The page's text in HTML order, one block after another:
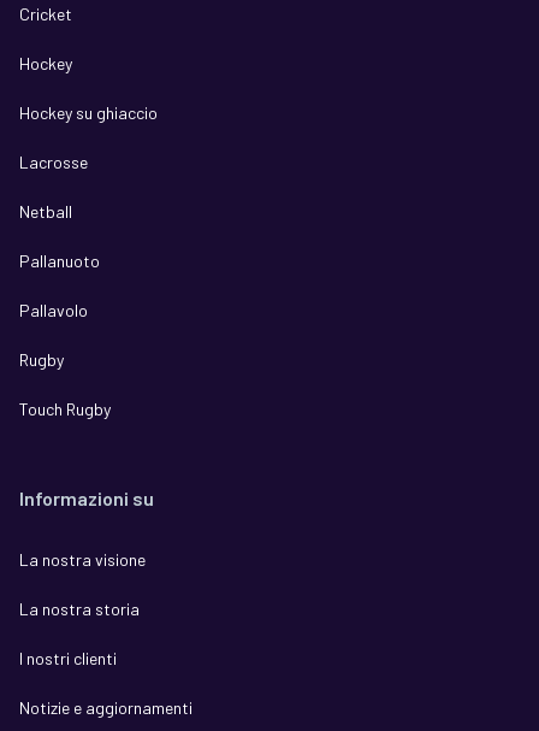
Cricket
Hockey
Hockey su ghiaccio
Lacrosse
Netball
Pallanuoto
Pallavolo
Rugby
Touch Rugby
Informazioni su
La nostra visione
La nostra storia
I nostri clienti
Notizie e aggiornamenti